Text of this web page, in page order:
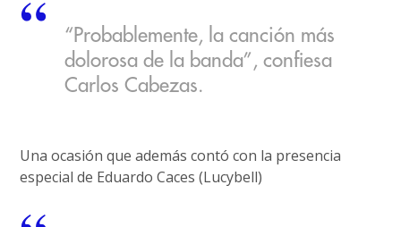
“Probablemente, la canción más
dolorosa de la banda”, confiesa
Carlos Cabezas.
Una ocasión que además contó con la presencia
especial de Eduardo Caces (Lucybell)